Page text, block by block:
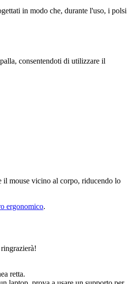
in modo che, durante l'uso, i polsi
consentendoti di utilizzare il
il mouse vicino al corpo, riducendo lo
ergonomico.
retta.